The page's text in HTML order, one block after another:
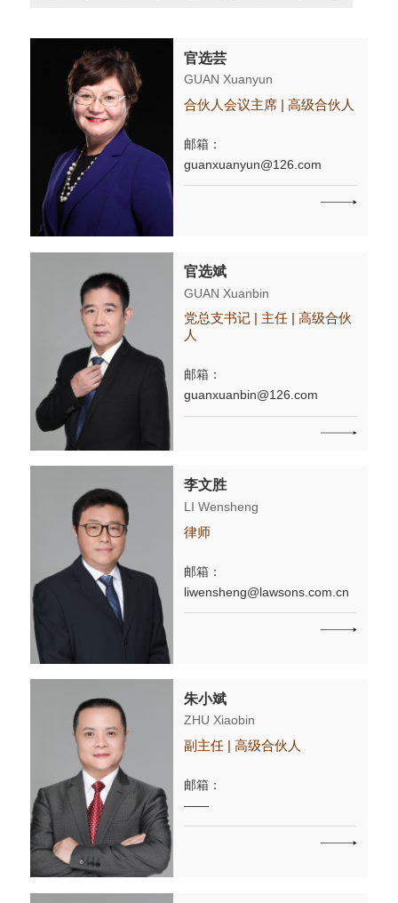
官选芸
GUAN Xuanyun
合伙人会议主席 | 高级合伙人
邮箱：
guanxuanyun@126.com
官选斌
GUAN Xuanbin
党总支书记 | 主任 | 高级合伙
人
邮箱：
guanxuanbin@126.com
李文胜
LI Wensheng
律师
邮箱：
liwensheng@lawsons.com.cn
朱小斌
ZHU Xiaobin
副主任 | 高级合伙人
邮箱：
——